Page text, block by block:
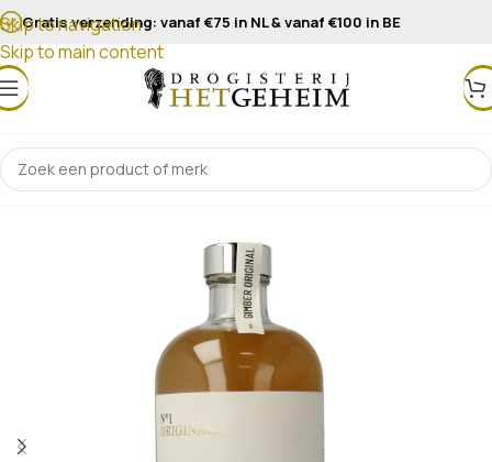
Skip to navigation
Skip to main content
Gratis verzending: vanaf €75 in NL & vanaf €100 in BE